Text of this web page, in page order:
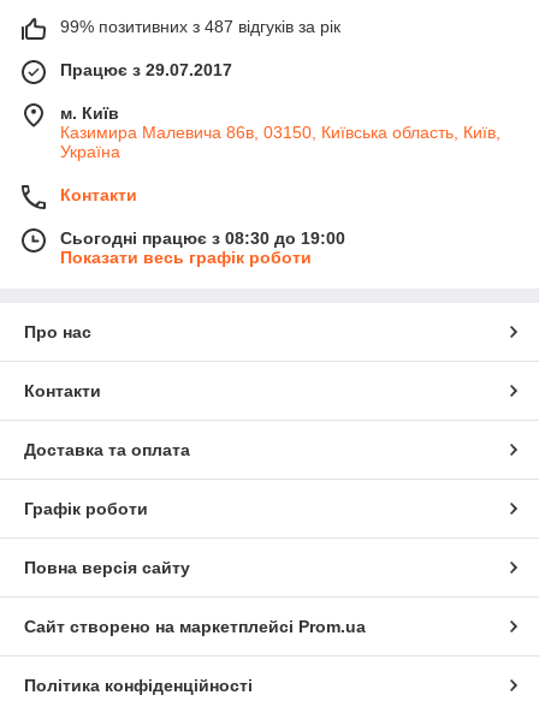
99% позитивних з 487 відгуків за рік
Працює з 29.07.2017
м. Київ
Казимира Малевича 86в, 03150, Київська область, Київ,
Україна
Контакти
Сьогодні працює з 08:30 до 19:00
Показати весь графік роботи
Про нас
Контакти
Доставка та оплата
Графік роботи
Повна версія сайту
Сайт створено на маркетплейсі Prom.ua
Політика конфіденційності